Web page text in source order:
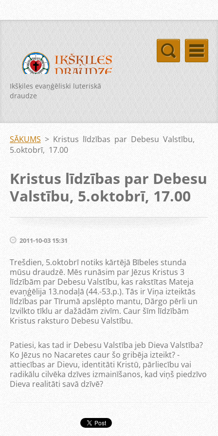
Ikšķiles evaņģēliski luteriskā
draudze
SĀKUMS > Kristus līdzības par Debesu Valstību,
5.oktobrī, 17.00
Kristus līdzības par Debesu
Valstību, 5.oktobrī, 17.00
2011-10-03 15:31
Trešdien, 5.oktobrī notiks kārtējā Bībeles stunda
mūsu draudzē. Mēs runāsim par Jēzus Kristus 3
līdzībām par Debesu Valstību, kas rakstītas Mateja
evaņģēlija 13.nodaļā (44.-53.p.). Tās ir Viņa izteiktās
līdzības par Tīrumā apslēpto mantu, Dārgo pērli un
Izvilkto tīklu ar dažādām zivīm. Caur šīm līdzībām
Kristus raksturo Debesu Valstību.
Patiesi, kas tad ir Debesu Valstība jeb Dieva Valstība?
Ko Jēzus no Nacaretes caur šo gribēja izteikt? -
attiecības ar Dievu, identitāti Kristū, pārliecību vai
radikālu cilvēka dzīves izmainīšanos, kad viņš piedzīvo
Dieva realitāti savā dzīvē?